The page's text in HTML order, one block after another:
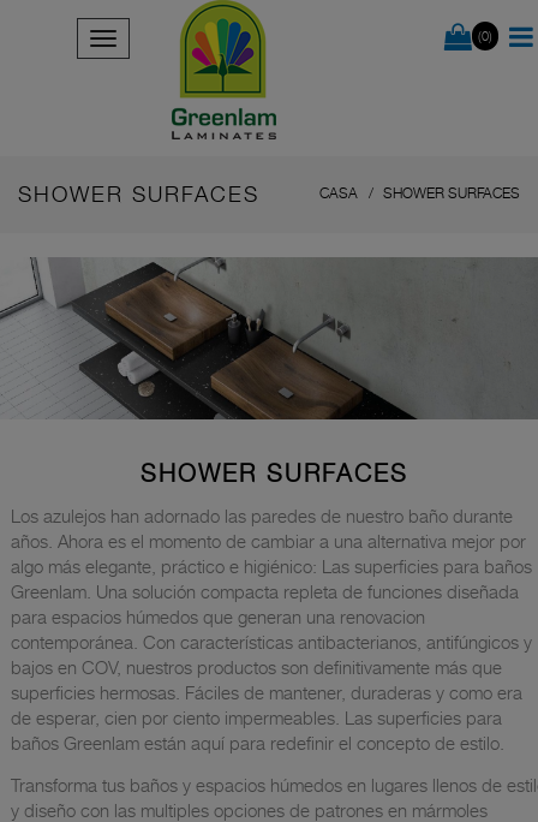
(0)
SHOWER SURFACES CASA SHOWER SURFACES
SHOWER SURFACES
Los azulejos han adornado las paredes de nuestro baño durante
años. Ahora es el momento de cambiar a una alternativa mejor por
algo más elegante, práctico e higiénico: Las superficies para baños
Greenlam. Una solución compacta repleta de funciones diseñada
para espacios húmedos que generan una renovacion
contemporánea. Con características antibacterianos, antifúngicos y
bajos en COV, nuestros productos son definitivamente más que
superficies hermosas. Fáciles de mantener, duraderas y como era
de esperar, cien por ciento impermeables. Las superficies para
baños Greenlam están aquí para redefinir el concepto de estilo.
Transforma tus baños y espacios húmedos en lugares llenos de
y diseño con las multiples opciones de patrones en mármoles